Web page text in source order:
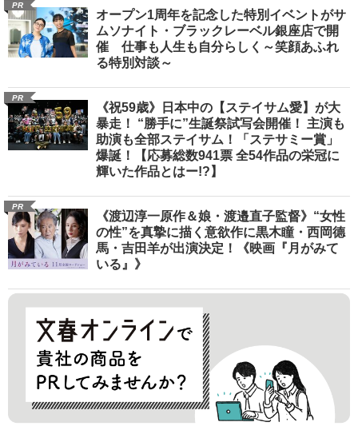
PR
オープン1周年を記念した特別イベントがサ
ムソナイト・ブラックレーベル銀座店で開
催 仕事も人生も自分らしく～笑顔あふれ
る特別対談～
PR
《祝59歳》日本中の【ステイサム愛】が大
暴走！ “勝手に”生誕祭試写会開催！ 主演も
助演も全部ステイサム！「ステサミー賞」
爆誕！【応募総数941票 全54作品の栄冠に
輝いた作品とはー!?】
PR
《渡辺淳一原作＆娘・渡邉直子監督》“女性
の性”を真摯に描く意欲作に黒木瞳・西岡德
馬・吉田羊が出演決定！《映画『月がみて
いる』》